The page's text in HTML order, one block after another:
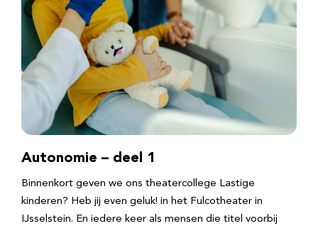
Autonomie – deel 1
Binnenkort geven we ons theatercollege Lastige
kinderen? Heb jij even geluk! in het Fulcotheater in
IJsselstein. En iedere keer als mensen die titel voorbij